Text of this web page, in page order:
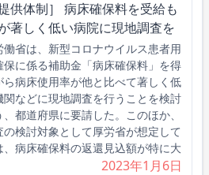
提供体制］ 病床確保料を受給も
著しく低い病院に現地調査を
省は、新型コロナウイルス患者用
保に係る補助金「病床確保料」を得
ら病床使用率が他と比べて著しく低
関などに現地調査を行うことを検討
都道府県に要請した。このほか、
の検討対象として厚労省が想定して
、病床確保料の返還見込額が特に大
2023年1月6日